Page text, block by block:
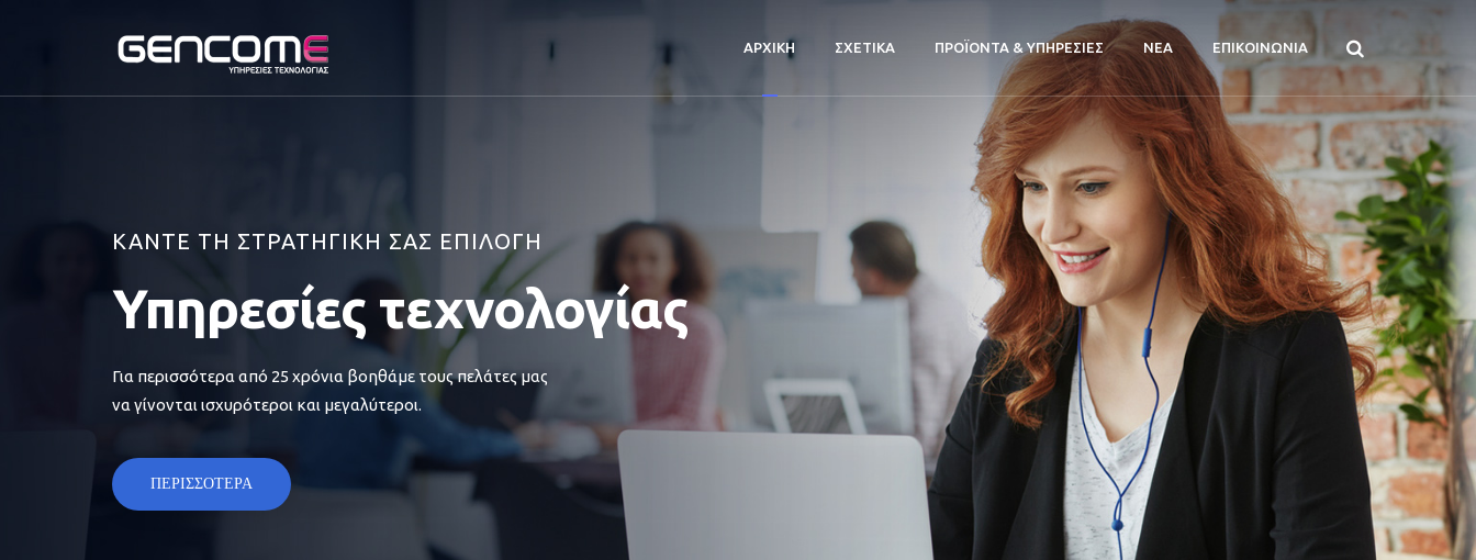
ΑΡΧΙΚΗ ΣΧΕΤΙΚΑ ΠΡΟΪΟΝΤΑ & ΥΠΗΡΕΣΙΕΣ ΝΕΑ ΕΠΙΚΟΙΝΩΝΙΑ
ΚΑΝΤΕ ΤΗ ΣΤΡΑΤΗΓΙΚΗ ΣΑΣ ΕΠΙΛΟΓΗ
Υπηρεσίες τεχνολογίας
Για περισσότερα από 25 χρόνια βοηθάμε τους πελάτες μας
να γίνονται ισχυρότεροι και μεγαλύτεροι.
ΠΕΡΙΣΣΟΤΕΡΑ